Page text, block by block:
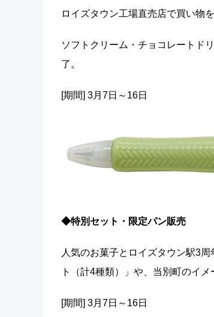
ロイズタウン工場直売店で買い物
ソフトクリーム・チョコレートド
了。
[期間] 3月7日～16日
◆特別セット・限定パン販売
人気のお菓子とロイズタウン駅3
ト（計4種類）」や、当別町のイ
[期間] 3月7日～16日